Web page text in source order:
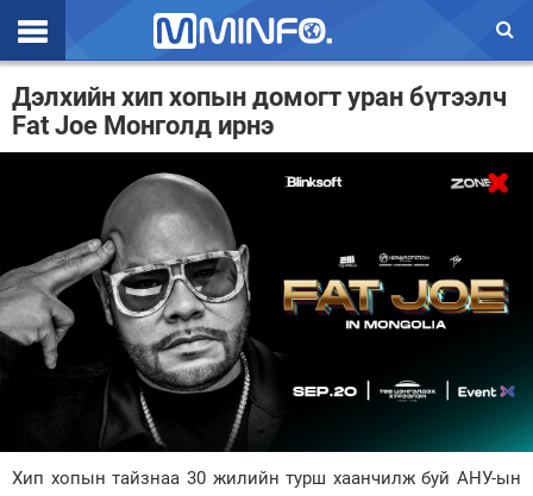
Эхлэл
Цаг агаар
Эдийн засаг
Үзэл бодол
Дэлхий
Дэлхийн хип хопын домогт уран бүтээлч
Fat Joe Монголд ирнэ
Хип хопын тайзнаа 30 жилийн турш хаанчилж буй АНУ-ын